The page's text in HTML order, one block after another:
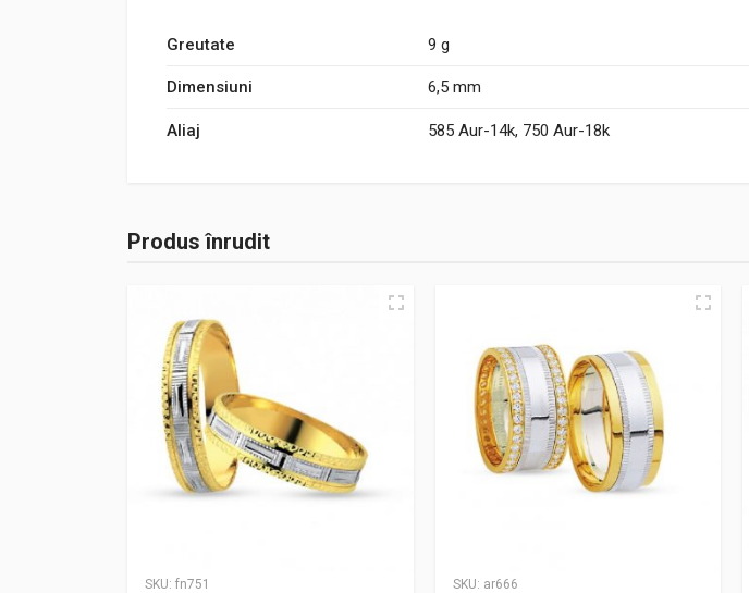
Greutate 9 g
Dimensiuni 6,5 mm
Aliaj 585 Aur-14k, 750 Aur-18k
Produs înrudit
SKU: fn751 SKU: ar666